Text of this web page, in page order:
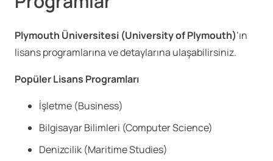
Plymouth Üniversitesi (University of Plymouth)‘ın
lisans programlarına ve detaylarına ulaşabilirsiniz.
Popüler Lisans Programları
İşletme (Business)
Bilgisayar Bilimleri (Computer Science)
Denizcilik (Maritime Studies)